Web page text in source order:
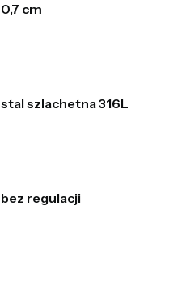
0,7 cm
stal szlachetna 316L
bez regulacji